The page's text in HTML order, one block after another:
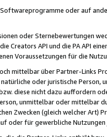
oder auf
oder Sternebewertungen
Creators API und die PA API
Voraussetzungen für die
mittelbar über Partner-Links
oder juristische
diese nicht dazu auffordern
unmittelbar oder mittelbar
Zwecken (gleich welcher Art)
oder für gewerbliche